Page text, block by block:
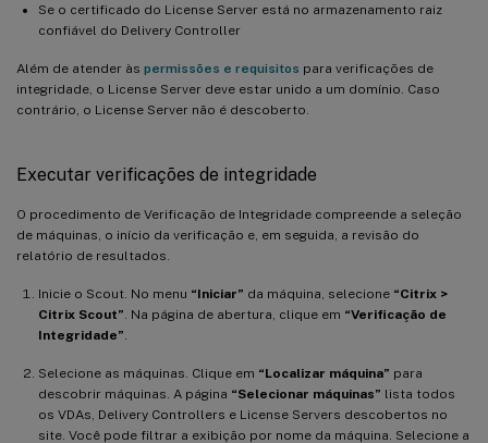
Se o certificado do License Server está no armazenamento raiz
confiável do Delivery Controller
Além de atender às permissões e requisitos para verificações de
integridade, o License Server deve estar unido a um domínio. Caso
contrário, o License Server não é descoberto.
Executar verificações de integridade
O procedimento de Verificação de Integridade compreende a seleção
de máquinas, o início da verificação e, em seguida, a revisão do
relatório de resultados.
Inicie o Scout. No menu “Iniciar” da máquina, selecione “Citrix >
Citrix Scout” . Na página de abertura, clique em “Verificação de
Integridade”
Selecione as máquinas. Clique em “Localizar máquina” para
descobrir máquinas. A página “Selecionar máquinas” lista todos
os VDAs, Delivery Controllers e License Servers descobertos no
site. Você pode filtrar a exibição por nome da máquina. Selecione a